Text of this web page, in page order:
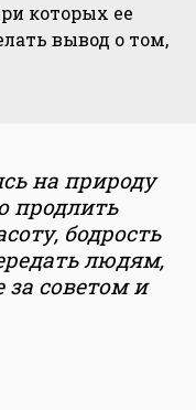
которых ее
вывод о том,
на природу
продлить
бодрость
людям,
советом и